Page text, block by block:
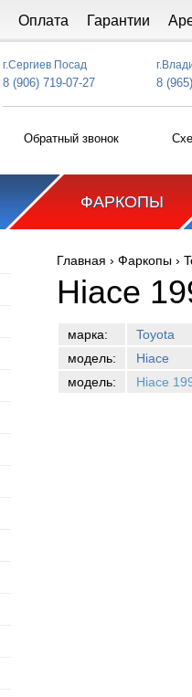
Оплата Гарантии
г.Сергиев Посад
8 (906) 719-07-27 8
Обратный звонок
ФАРКОПЫ
Вы здесь
Главная › Фаркопы ›
Hiace
марка:
Toyota
модель:
Hiace
модель:
Hiace